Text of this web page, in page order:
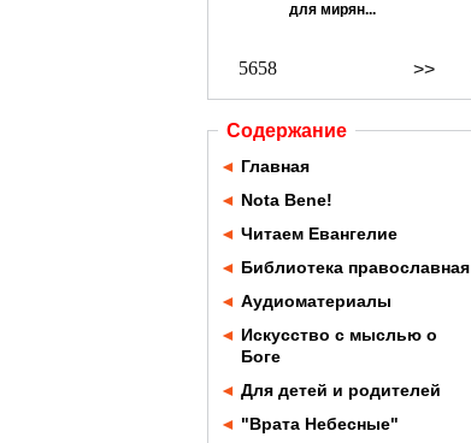
для мирян...
>>
5658
Содержание
◄ Главная
◄ Nota Bene!
◄ Читаем Евангелие
◄ Библиотека православная
◄ Аудиоматериалы
◄ Искусство с мыслью о
Боге
◄ Для детей и родителей
◄ "Врата Небесные"